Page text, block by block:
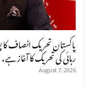
پاکستان تحریک انصاف کا
رہائی کی تحریک کا آغاز
August 7, 2026